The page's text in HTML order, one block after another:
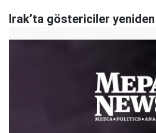
Irak’ta göstericiler yeniden